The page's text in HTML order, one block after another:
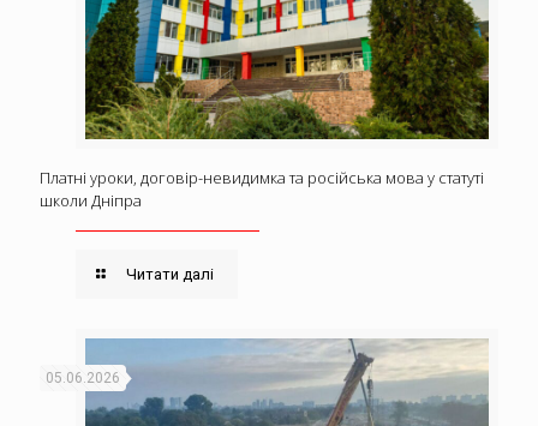
Платні уроки, договір-невидимка та російська мова у статуті
школи Дніпра
Читати далі
05.06.2026